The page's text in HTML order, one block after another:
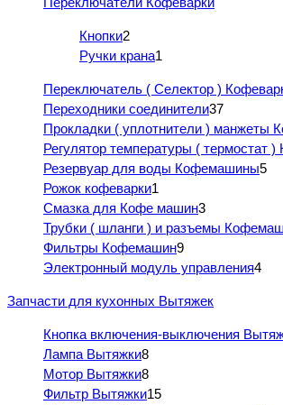
Кнопки2
Ручки крана1
Переключатель ( Селектор )
Переходники соединители37
Прокладки ( уплотнители ) манжеты
Регулятор температуры ( термостат
Резервуар для воды Кофемашины5
Рожок кофеварки1
Смазка для Кофе машин3
Трубки ( шланги ) и разъемы
Фильтры Кофемашин9
Электронный модуль управления4
Запчасти для кухонных Вытяжек
Кнопка включения-выключения
Лампа Вытяжки8
Мотор Вытяжки8
Фильтр Вытяжки15